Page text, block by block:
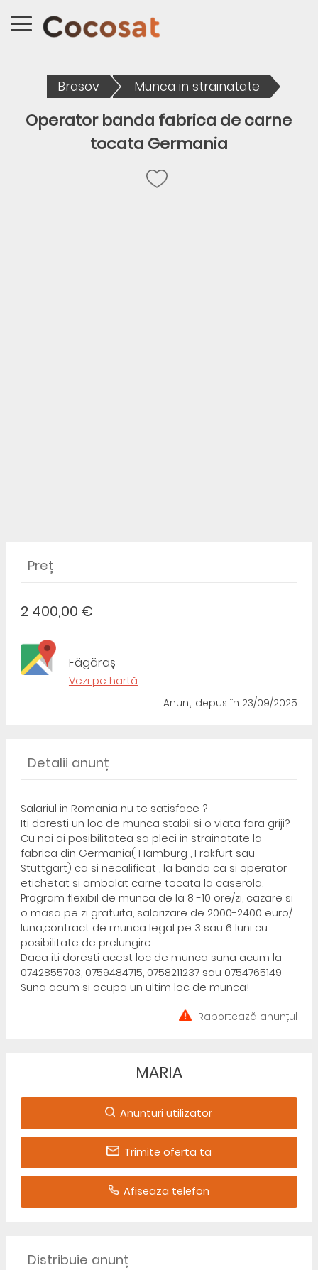
Brasov Munca in strainatate
Operator banda fabrica de carne
tocata Germania
Preț
2 400,00 €
Făgăraș
Vezi pe hartă
Anunț depusîn 23/09/2025
Detalii anunț
Salariul in Romania nu te satisface ?
Iti doresti un loc de munca stabil si o viata fara griji?
Cu noi ai posibilitatea sa pleci in strainatate la
fabrica din Germania( Hamburg , Frakfurt sau
Stuttgart) ca si necalificat , la banda ca si operator
etichetat si ambalat carne tocata la caserola.
Program flexibil de munca de la 8 -10 ore/zi, cazare si
o masa pe zi gratuita, salarizare de 2000-2400 euro/
luna,contract de munca legal pe 3 sau 6 luni cu
posibilitate de prelungire.
Daca iti doresti acest loc de munca suna acum la
0742855703, 0759484715, 0758211237 sau 0754765149
Suna acum si ocupa un ultim loc de munca!
Raportează anunțul
MARIA
Anunturi utilizator
Trimite oferta ta
Afiseaza telefon
Distribuie anunț